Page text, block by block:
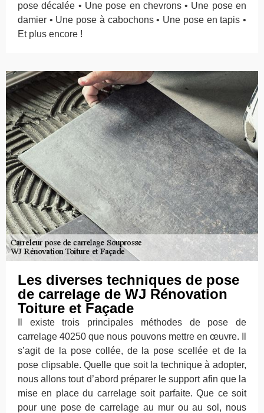
pose décalée • Une pose en chevrons • Une pose en
damier • Une pose à cabochons • Une pose en tapis •
Et plus encore !
Les diverses techniques de pose
de carrelage de WJ Rénovation
Toiture et Façade
Il existe trois principales méthodes de pose de
carrelage 40250 que nous pouvons mettre en œuvre. Il
s’agit de la pose collée, de la pose scellée et de la
pose clipsable. Quelle que soit la technique à adopter,
nous allons tout d’abord préparer le support afin que la
mise en place du carrelage soit parfaite. Que ce soit
pour une pose de carrelage au mur ou au sol, nous